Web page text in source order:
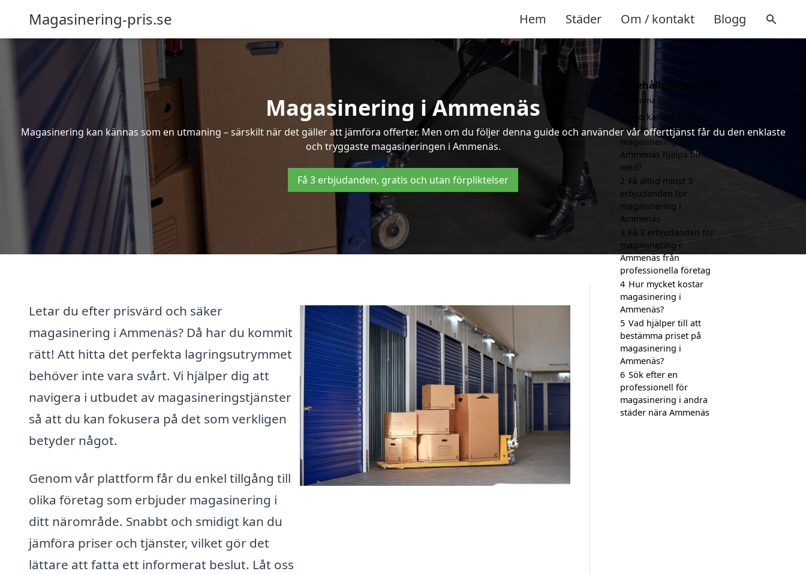
Magasinering-pris.se Hem Städer Om / kontakt Blogg
Magasinering i Ammenäs
Magasinering kan kännas som en utmaning – särskilt när det gäller att jämföra offerter. Men om du följer denna guide och använder vår offerttjänst får du den enklaste
och tryggaste magasineringen i Ammenäs.
Få 3 erbjudanden, gratis och utan förpliktelser
Letar du efter prisvärd och säker
magasinering i Ammenäs? Då har du kommit
rätt! Att hitta det perfekta lagringsutrymmet
behöver inte vara svårt. Vi hjälper dig att
navigera i utbudet av magasineringstjänster
så att du kan fokusera på det som verkligen
betyder något.
Genom vår plattform får du enkel tillgång till
olika företag som erbjuder magasinering i
ditt närområde. Snabbt och smidigt kan du
jämföra priser och tjänster, vilket gör det
lättare att fatta ett informerat beslut. Låt oss
Innehållsförteckning
gömma
Vad kan ett företag
som är specialiserat på
magasinering i
Ammenäs hjälpa till
med?
2 Få alltid minst 3
erbjudanden för
magasinering i
Ammenäs
3 Få 3 erbjudanden för
magasinering i
Ammenäs från
professionella företag
4 Hur mycket kostar
magasinering i
Ammenäs?
5 Vad hjälper till att
bestämma priset på
magasinering i
Ammenäs?
6 Sök efter en
professionell för
magasinering i andra
städer nära Ammenäs